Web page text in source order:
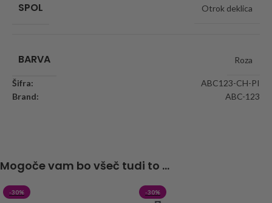
SPOL Otrok deklica
BARVA Roza
Šifra:
ABC123-CH-PI
Brand:
ABC-123
Mogoče vam bo všeč tudi to ...
-30% -30%